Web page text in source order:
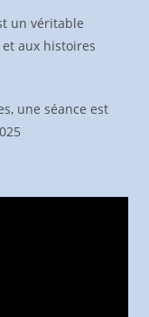
un véritable
et aux histoires
une séance est